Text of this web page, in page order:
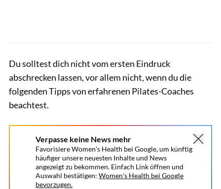
Du solltest dich nicht vom ersten Eindruck
abschrecken lassen, vor allem nicht, wenn du die
folgenden Tipps von erfahrenen Pilates-Coaches
beachtest.
Verpasse keine News mehr
Favorisiere Women's Health bei Google, um künftig
häufiger unsere neuesten Inhalte und News
angezeigt zu bekommen. Einfach Link öffnen und
Auswahl bestätigen: Women's Health bei Google
bevorzugen.